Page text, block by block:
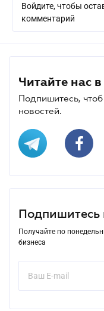
Войдите, чтобы
комментарий
Читайте нас
Подпишитесь,
новостей.
Подпишитесь
Получайте по
бизнеса